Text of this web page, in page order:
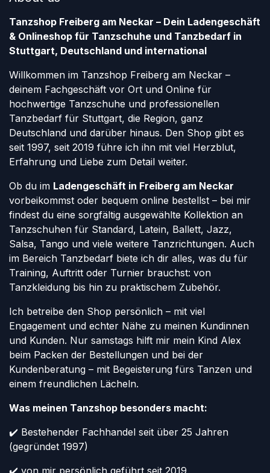
Tanzshop Freiberg am Neckar – Dein Ladengeschäft
& Onlineshop für Tanzschuhe und Tanzbedarf in
Stuttgart, Deutschland und international
Willkommen im Tanzshop Freiberg am Neckar –
deinem Fachgeschäft vor Ort und Online für
hochwertige Tanzschuhe und professionellen
Tanzbedarf für Stuttgart, die Region, ganz
Deutschland und darüber hinaus. Den Shop gibt es
seit 1997, seit 2019 führe ich ihn mit viel Herzblut,
Erfahrung und Liebe zum Detail weiter.
Ob du im Ladengeschäft in Freiberg am Neckar
vorbeikommst oder bequem online bestellst – bei mir
findest du eine sorgfältig ausgewählte Kollektion an
Tanzschuhen für Standard, Latein, Ballett, Jazz,
Salsa, Tango und viele weitere Tanzrichtungen. Auch
im Bereich Tanzbedarf biete ich dir alles, was du für
Training, Auftritt oder Turnier brauchst: von
Tanzkleidung bis hin zu praktischem Zubehör.
Ich betreibe den Shop persönlich – mit viel
Engagement und echter Nähe zu meinen Kundinnen
und Kunden. Nur samstags hilft mir mein Kind Alex
beim Packen der Bestellungen und bei der
Kundenberatung – mit Begeisterung fürs Tanzen und
einem freundlichen Lächeln.
Was meinen Tanzshop besonders macht:
✔️ Bestehender Fachhandel seit über 25 Jahren
(gegründet 1997)